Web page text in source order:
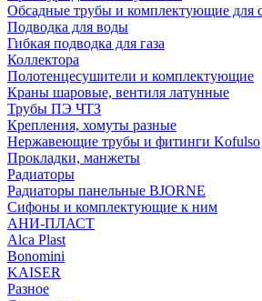
Обсадные трубы и комплектующие для
Подводка для воды
Гибкая подводка для газа
Коллектора
Полотенцесушители и комплектующие
Краны шаровые, вентиля латунные
Трубы ПЭ ЧТЗ
Крепления, хомуты разные
Нержавеющие трубы и фитинги Kofulso
Прокладки, манжеты
Радиаторы
Радиаторы панельные BJORNE
Сифоны и комплектующие к ним
АНИ-ПЛАСТ
Alca Plast
Bonomini
KAISER
Разное